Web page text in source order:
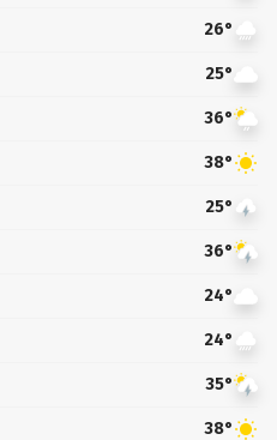
26°
25°
36°
38°
25°
36°
24°
24°
35°
38°